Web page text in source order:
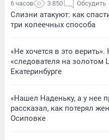
6 часов 3 850 Обсудить
Слизни атакуют: как
три копеечных способа
«Не хочется в это
«следователя на золотом
Екатеринбурге
«Нашел Наденьку, а у нее
рассказал, как потерял
Осиповке